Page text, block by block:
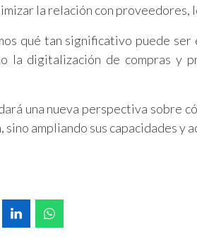
la relación con proveedores,
qué tan significativo puede
la digitalización de compras y
una nueva perspectiva sobre
sino ampliando sus capacidades